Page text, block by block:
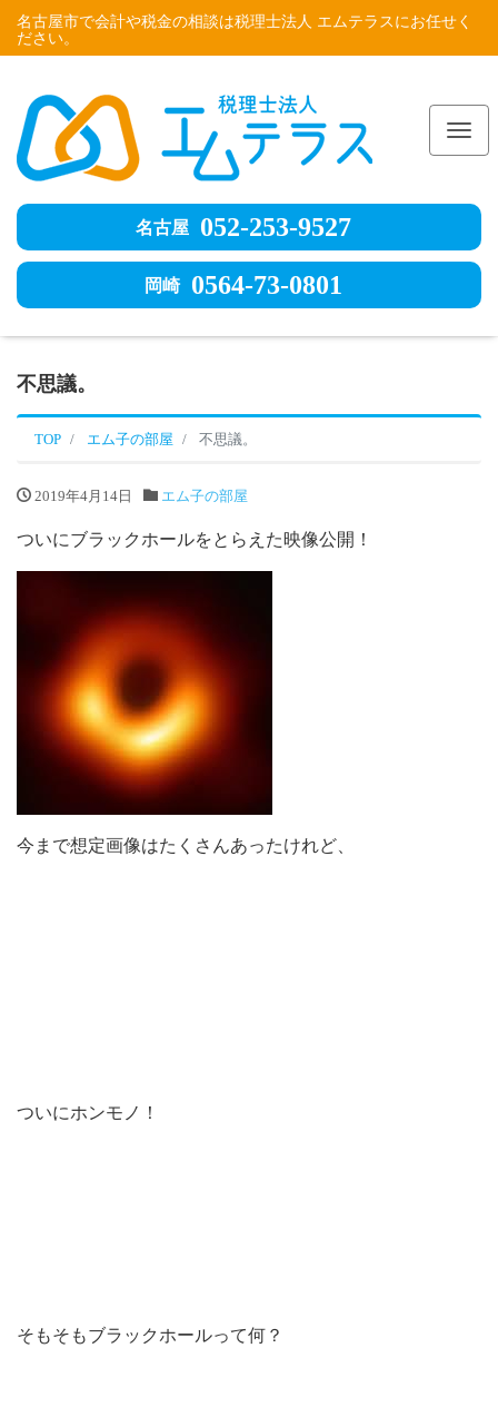
名古屋市で会計や税金の相談は税理士法人 エムテラスにお任せく
ださい。
名古屋 052-253-9527
岡崎 0564-73-0801
不思議。
TOP エム子の部屋 不思議。
2019年4月14日 エム子の部屋
ついにブラックホールをとらえた映像公開！
今まで想定画像はたくさんあったけれど、
ついにホンモノ！
そもそもブラックホールって何？